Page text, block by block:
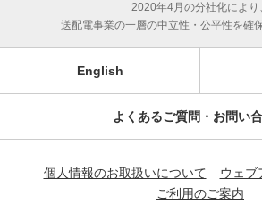
2020年4月の分社化により
送配電事業の一層の中立性・公平性を確
English
よくあるご質問・お問い
個人情報のお取扱いについて
ウェブ
ご利用のご案内